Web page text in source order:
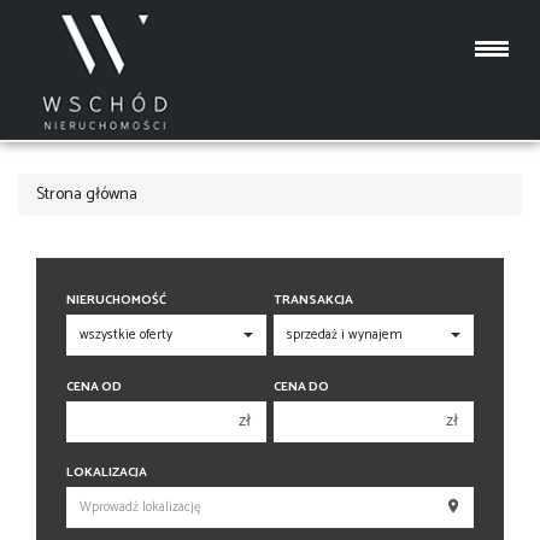
Strona główna
NIERUCHOMOŚĆ TRANSAKCJA
CENA OD
zł
250 000 zł
CENA DO
zł
250 000 zł
LOKALIZACJA